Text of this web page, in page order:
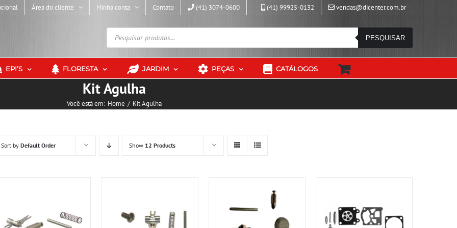
Área do cliente Minha conta Contato (41) 3074-0600 (41) 99925-0132 vendas@dicenter.com.br
Pesquisar
produtos
PESQUISAR
EPI’S FLORESTA JARDIM PEÇAS CATÁLOGOS
Kit Agulha
Você está em: Home Kit Agulha
Sort byDefault Order Show 12 Products